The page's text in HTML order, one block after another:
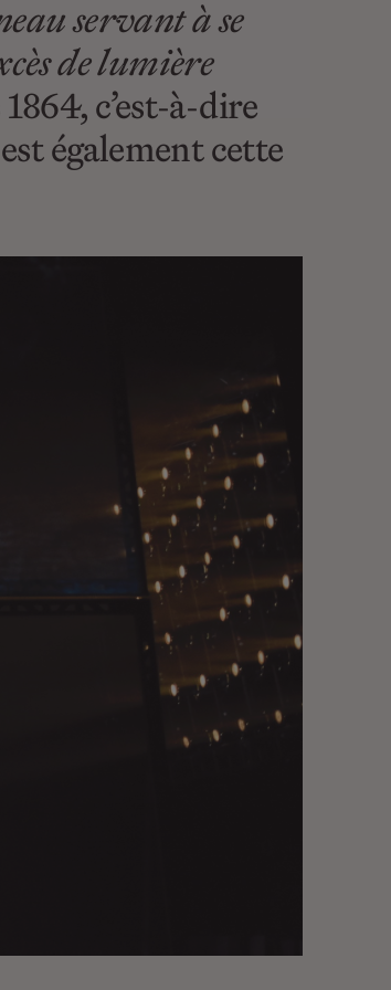
servant à se
de lumière
c’est-à-dire
également cette